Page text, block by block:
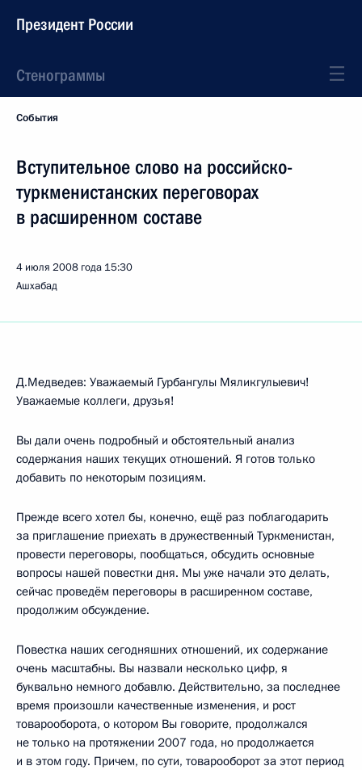
Президент России
Стенограммы
События
Вступительное слово на российско-
туркменистанских переговорах
в расширенном составе
4 июля 2008 года 15:30
Ашхабад
Д.Медведев: Уважаемый Гурбангулы Мяликгулыевич!
Уважаемые коллеги, друзья!
Вы дали очень подробный и обстоятельный анализ
содержания наших текущих отношений. Я готов только
добавить по некоторым позициям.
Прежде всего хотел бы, конечно, ещё раз поблагодарить
за приглашение приехать в дружественный Туркменистан,
провести переговоры, пообщаться, обсудить основные
вопросы нашей повестки дня. Мы уже начали это делать,
сейчас проведём переговоры в расширенном составе,
продолжим обсуждение.
Повестка наших сегодняшних отношений, их содержание
очень масштабны. Вы назвали несколько цифр, я
буквально немного добавлю. Действительно, за последнее
время произошли качественные изменения, и рост
товарооборота, о котором Вы говорите, продолжался
не только на протяжении 2007 года, но продолжается
и в этом году. Причем, по сути, товарооборот за этот период